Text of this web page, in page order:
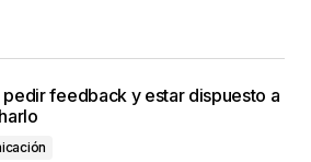
pedir feedback y estar dispuesto a